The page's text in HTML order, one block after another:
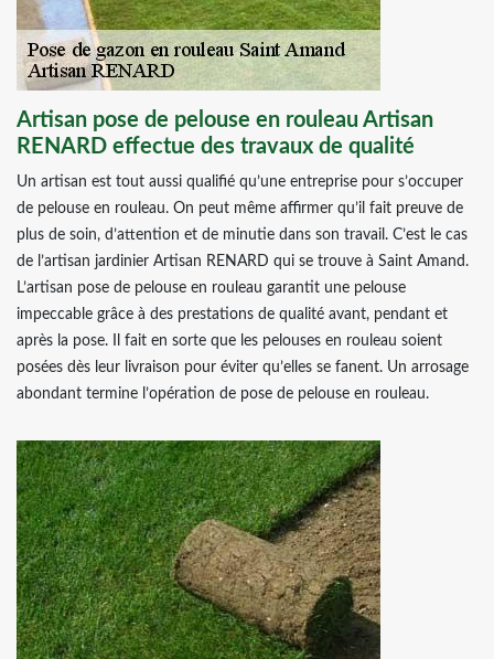
Artisan pose de pelouse en rouleau Artisan
RENARD effectue des travaux de qualité
Un artisan est tout aussi qualifié qu’une entreprise pour s’occuper
de pelouse en rouleau. On peut même affirmer qu’il fait preuve de
plus de soin, d’attention et de minutie dans son travail. C’est le cas
de l’artisan jardinier Artisan RENARD qui se trouve à Saint Amand.
L’artisan pose de pelouse en rouleau garantit une pelouse
impeccable grâce à des prestations de qualité avant, pendant et
après la pose. Il fait en sorte que les pelouses en rouleau soient
posées dès leur livraison pour éviter qu’elles se fanent. Un arrosage
abondant termine l’opération de pose de pelouse en rouleau.